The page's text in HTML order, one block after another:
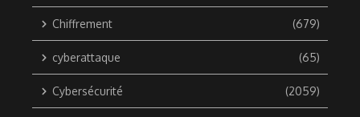
Chiffrement (679)
cyberattaque (65)
Cybersécurité (2059)